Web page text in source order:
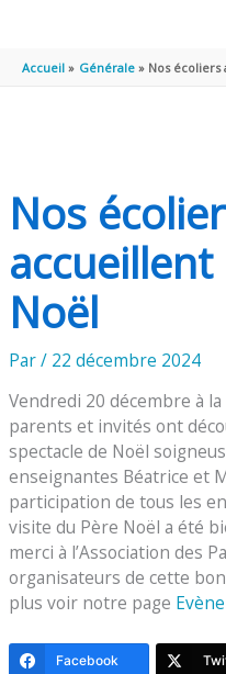
Accueil Générale Nos
Nos
accueillent
Noël
Par/ 22 décembre 2024
Vendredi 20 décembre à
parents et invités ont
spectacle de Noël
enseignantes Béatrice et
participation de tous les
visite du Père Noël a été
merci à l’Association des
organisateurs de cette
plus voir notre page
Facebook